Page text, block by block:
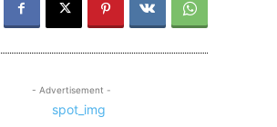
- Advertisement -